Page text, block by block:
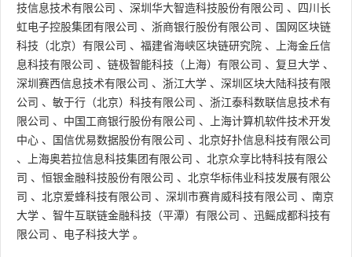
技信息技术有限公司 、 深圳华大智造科技股份有限公司 、
四川长
虹电子控股集团有限公司 、 浙商银行股份有限公司 、
国网区块链
科技（北京）有限公司 、 福建省海峡区块链研究院 、
上海金丘信
息科技有限公司 、 链极智能科技（上海）有限公司 、 复旦大学 、
深圳赛西信息技术有限公司 、 浙江大学 、 深圳区块大陆科技有限
公司 、 敏于行（北京）科技有限公司 、 浙江泰科数联信息技术有
限公司 、 中国工商银行股份有限公司 、
上海计算机软件技术开发
中心 、 国信优易数据股份有限公司 、 北京好扑信息科技有限公司
、
上海奥若拉信息科技集团有限公司 、 北京众享比特科技有限公
司 、 恒银金融科技股份有限公司 、 北京华标伟业科技发展有限公
司 、 北京爱蜂科技有限公司 、 深圳市赛肯威科技有限公司 、 南京
大学 、 智牛互联链金融科技（平潭）有限公司 、 迅鳐成都科技有
限公司 、 电子科技大学 。